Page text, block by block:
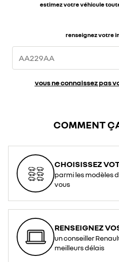
estimez votre véhicule
renseignez votre
vous ne connaissez pas
COMMENT
CHOISISSEZ
parmi les modèles
vous
RENSEIGNEZ
un conseiller
meilleurs délais